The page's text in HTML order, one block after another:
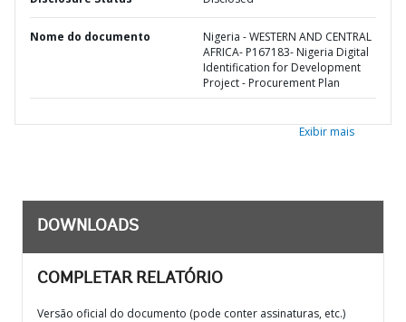
Nome do documento
Nigeria - WESTERN AND CENTRAL
AFRICA- P167183- Nigeria Digital
Identification for Development
Project - Procurement Plan
Exibir mais
DOWNLOADS
COMPLETAR RELATÓRIO
Versão oficial do documento (pode conter assinaturas, etc.)